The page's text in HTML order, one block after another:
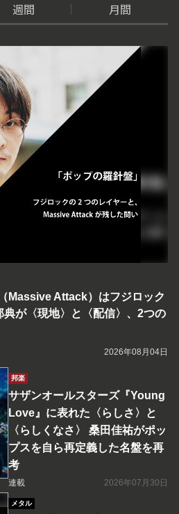
週間 月間
Massive Attack）はフジロック
が〈現地〉と〈配信〉、2つの
2026年08月04日
邦楽
サザンオールスターズ『Young
Love』に表れた〈らしさ〉と
〈らしくなさ〉 桑田佳祐がポッ
プスを自ら再定義した名盤を再
考
連載 2026年07月30日
メタル